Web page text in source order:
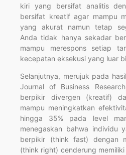
kiri yang bersifat analitis
bersifat kreatif agar mampu
yang akurat namun tetap
Anda tidak hanya sekadar
mampu merespons setiap
kecepatan eksekusi yang luar
Selanjutnya, merujuk pada
Journal of Business
berpikir divergen (kreatif)
mampu meningkatkan
hingga 35% pada level
menegaskan bahwa individu
berpikir (think fast) dengan
(think right) cenderung